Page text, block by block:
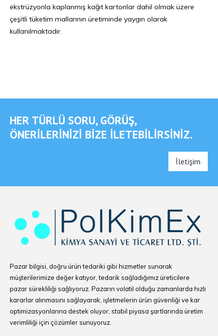
ekstrüzyonla kaplanmış kağıt kartonlar dahil olmak üzere
çeşitli tüketim mallarının üretiminde yaygın olarak
kullanılmaktadır.
HER TÜRLÜ SORU, GÖRÜŞ,
ÖNERILERINIZI BIZE ILETEBILIRSINIZ.
İletişim
Pazar bilgisi, doğru ürün tedariki gibi hizmetler sunarak
müşterilerimize değer katıyor, tedarik sağladığımız üreticilere
pazar sürekliliği sağlıyoruz. Pazarın volatil olduğu zamanlarda hızlı
kararlar alınmasını sağlayarak, işletmelerin ürün güvenliği ve kar
optimizasyonlarına destek oluyor; stabil piyasa şartlarında üretim
verimliliği için çözümler sunuyoruz.